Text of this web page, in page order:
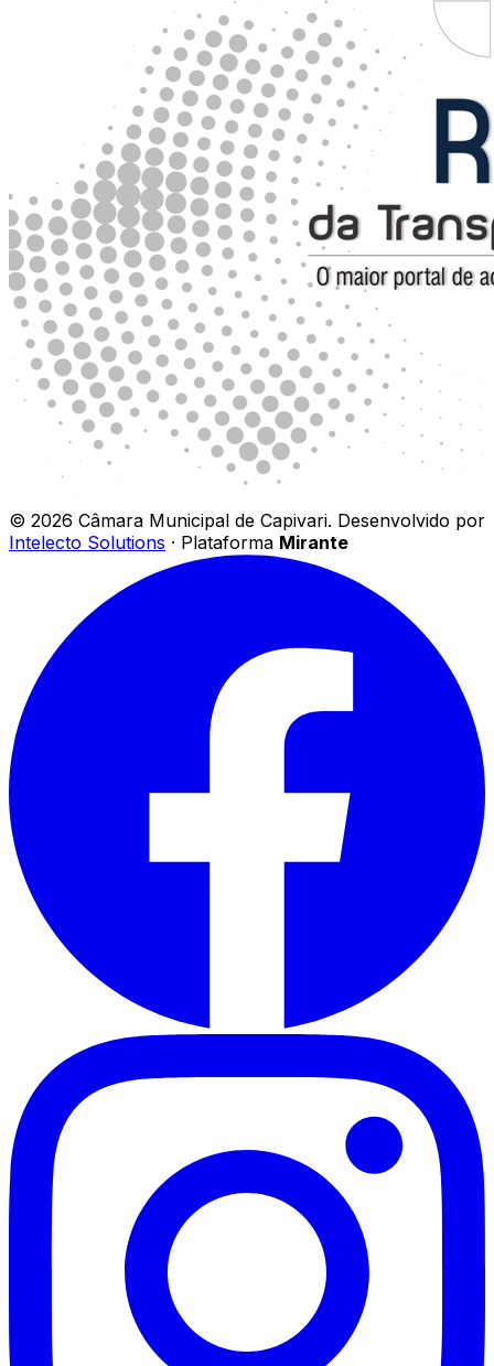
© 2026 Câmara Municipal de Capivari. Desenvolvido por
Intelecto Solutions · Plataforma Mirante